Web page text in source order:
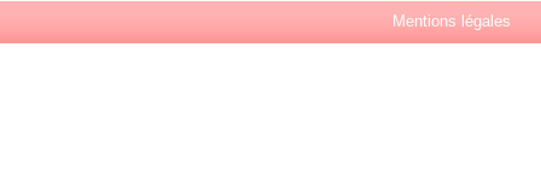
Mentions légales